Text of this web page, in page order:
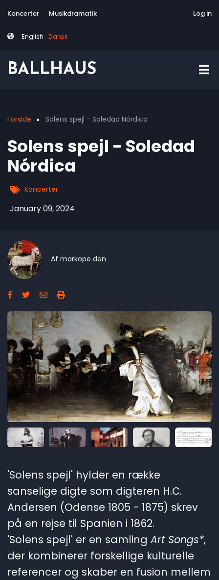
to
content
Tag
Koncerter Musikdramatik Via Artis
English Dansk
Log in
BALLHAUS
Breadcrumb
Forside Solens spejl - Soledad Nórdica
Solens spejl - Soledad
Nórdica
Koncerter
January 09, 2024
Af markope den
'Solens spejl' hylder en række
sanselige digte som digteren H.C.
Andersen (Odense 1805 - 1875) skrev
på en rejse til Spanien i 1862.
'Solens spejl' er en samlingArt Songs*,
der kombinerer forskellige kulturelle
referencer og skaber en fusion mellem